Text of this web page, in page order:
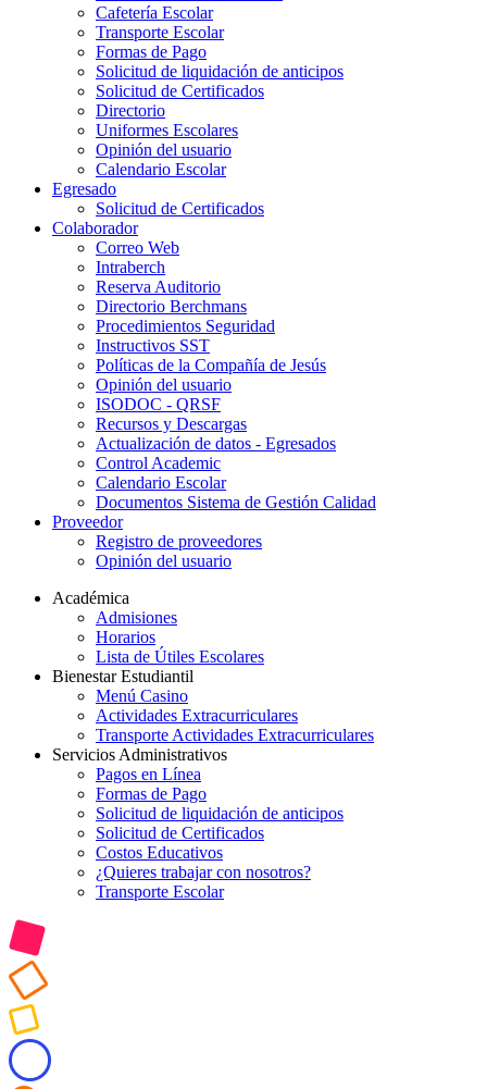
Cafetería Escolar
Transporte Escolar
Formas de Pago
Solicitud de liquidación de anticipos
Solicitud de Certificados
Directorio
Uniformes Escolares
Opinión del usuario
Calendario Escolar
Egresado
Solicitud de Certificados
Colaborador
Correo Web
Intraberch
Reserva Auditorio
Directorio Berchmans
Procedimientos Seguridad
Instructivos SST
Políticas de la Compañía de Jesús
Opinión del usuario
ISODOC - QRSF
Recursos y Descargas
Actualización de datos - Egresados
Control Academic
Calendario Escolar
Documentos Sistema de Gestión Calidad
Proveedor
Registro de proveedores
Opinión del usuario
Académica
Admisiones
Horarios
Lista de Útiles Escolares
Bienestar Estudiantil
Menú Casino
Actividades Extracurriculares
Transporte Actividades Extracurriculares
Servicios Administrativos
Pagos en Línea
Formas de Pago
Solicitud de liquidación de anticipos
Solicitud de Certificados
Costos Educativos
¿Quieres trabajar con nosotros?
Transporte Escolar